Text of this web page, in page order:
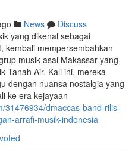
News
Discuss
yang dikenal sebagai
kembali mempersembahkan
musik asal Makassar yang
Tanah Air. Kali ini, mereka
dengan nuansa nostalgia yang
ke era kejayaan
31476934/dmaccas-band-rilis-
arrafi-musik-indonesia